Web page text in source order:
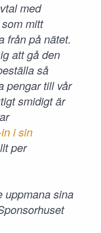
med
mitt
från på nätet.
att gå den
så
pengar till vår
smidigt är
i sin
per
uppmana sina